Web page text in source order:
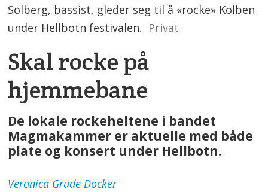
Solberg, bassist, gleder seg til å «rocke» Kolben
under Hellbotn festivalen. Privat
Skal rocke på
hjemmebane
De lokale rockeheltene i bandet
Magmakammer er aktuelle med både
plate og konsert under Hellbotn.
Veronica Grude Docker